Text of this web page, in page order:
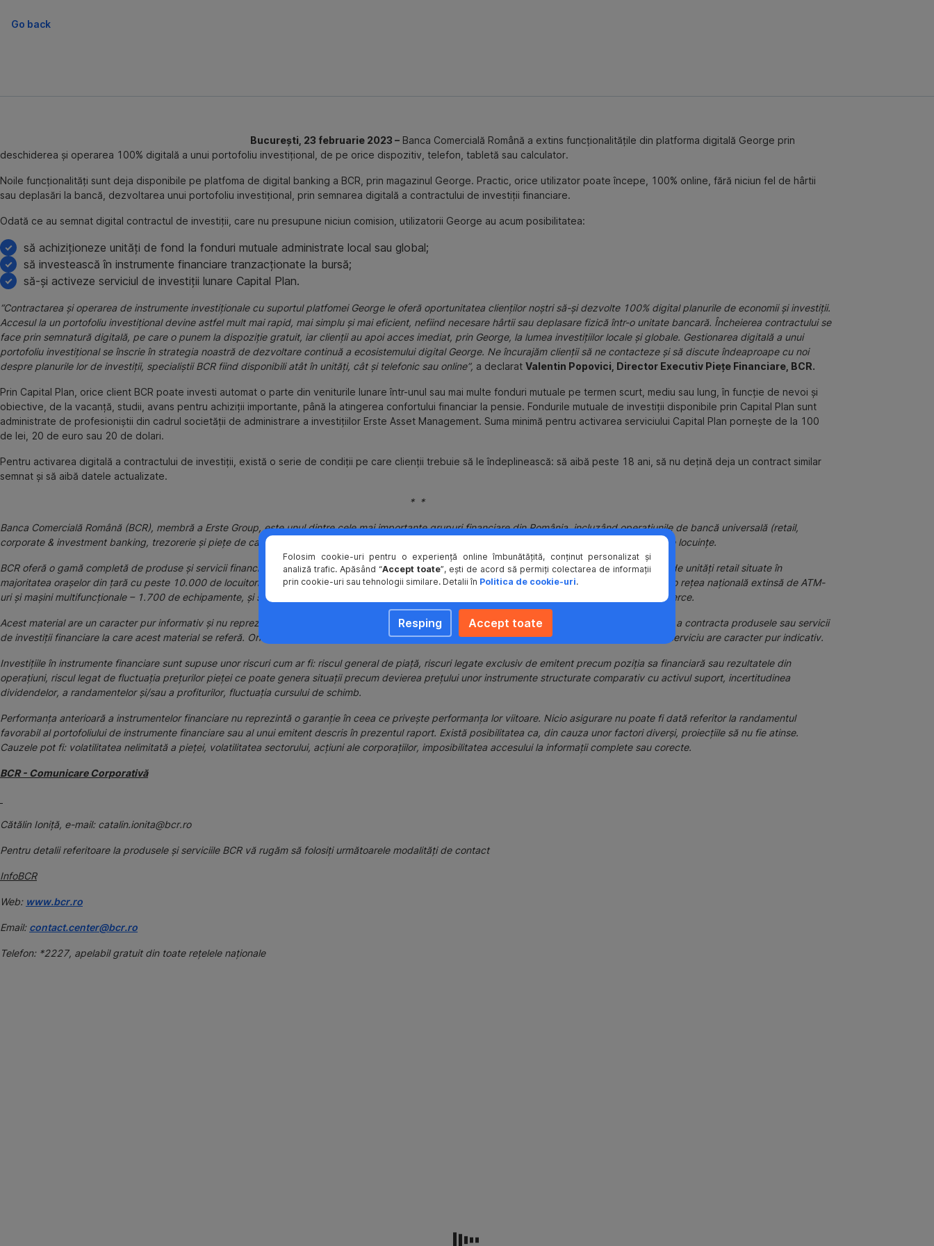
Go back
București, 23 februarie 2023 – Banca Comercială Română a extins funcționalitățile din platforma digitală George prin
deschiderea și operarea 100% digitală a unui portofoliu investițional, de pe orice dispozitiv, telefon, tabletă sau calculator.
Noile funcționalități sunt deja disponibile pe platfoma de digital banking a BCR, prin magazinul George. Practic, orice utilizator poate începe, 100% online, fără niciun fel de hârtii
sau deplasări la bancă, dezvoltarea unui portofoliu investițional, prin semnarea digitală a contractului de investiții financiare.
Odată ce au semnat digital contractul de investiții, care nu presupune niciun comision, utilizatorii George au acum posibilitatea:
să achiziționeze unități de fond la fonduri mutuale administrate local sau global;
să investească în instrumente financiare tranzacționate la bursă;
să-și activeze serviciul de investiții lunare Capital Plan.
“Contractarea și operarea de instrumente investiționale cu suportul platfomei George le oferă oportunitatea clienților noștri să-și dezvolte 100% digital planurile de economii și investiții.
Accesul la un portofoliu investițional devine astfel mult mai rapid, mai simplu și mai eficient, nefiind necesare hârtii sau deplasare fizică într-o unitate bancară. Încheierea contractului se
face prin semnatură digitală, pe care o punem la dispoziție gratuit, iar clienții au apoi acces imediat, prin George, la lumea investițiilor locale și globale. Gestionarea digitală a unui
portofoliu investițional se înscrie în strategia noastră de dezvoltare continuă a ecosistemului digital George. Ne încurajăm clienții să ne contacteze și să discute îndeaproape cu noi
despre planurile lor de investiții, specialiștii BCR fiind disponibili atât în unități, cât și telefonic sau online”, a declarat Valentin Popovici, Director Executiv Piețe Financiare, BCR.
Prin Capital Plan, orice client BCR poate investi automat o parte din veniturile lunare într-unul sau mai multe fonduri mutuale pe termen scurt, mediu sau lung, în funcție de nevoi şi
obiective, de la vacanță, studii, avans pentru achiziții importante, până la atingerea confortului financiar la pensie. Fondurile mutuale de investiții disponibile prin Capital Plan sunt
administrate de profesioniștii din cadrul societății de administrare a investițiilor Erste Asset Management. Suma minimă pentru activarea serviciului Capital Plan pornește de la 100
de lei, 20 de euro sau 20 de dolari.
Pentru activarea digitală a contractului de investiții, există o serie de condiții pe care clienții trebuie să le îndeplinească: să aibă peste 18 ani, să nu dețină deja un contract similar
semnat și să aibă datele actualizate.
* *
Banca Comercială Română (BCR), membră a Erste Group, este unul dintre cele mai importante grupuri financiare din România, incluzând operaţiunile de bancă universală (retail,
corporate & investment banking, trezorerie şi pieţe de capital), precum şi societăţile de profil de pe piaţa leasingului, pensiilor private si a băncilor de locuinţe.
BCR oferă o gamă completă de produse și servicii financiare, printr-o rețea de 18 centre de afaceri și 16 birouri mobile dedicate companiilor și 321 de unități retail situate în
majoritatea orașelor din țară cu peste 10.000 de locuitori. BCR este banca nr.1 în România pe piața tranzacțiilor bancare, clienții BCR dispunând de o rețea națională extinsă de ATM-
uri și mașini multifuncționale – 1.700 de echipamente, și servicii bancare complete prin Internet banking, Mobile banking, Phone-banking și E-commerce.
Acest material are un caracter pur informativ și nu reprezintă o recomandare pentru produse și investiții în instrumente financiare sau o ofertă pentru a contracta produsele sau servicii
de investiții financiare la care acest material se referă. Orice referință la o cotație sau preț de ofertă din prezentul material în legatură cu un produs/serviciu are caracter pur indicativ.
Investițiile în instrumente financiare sunt supuse unor riscuri cum ar fi: riscul general de piață, riscuri legate exclusiv de emitent precum poziția sa financiară sau rezultatele din
operațiuni, riscul legat de fluctuaţia preţurilor pieţei ce poate genera situații precum devierea prețului unor instrumente structurate comparativ cu activul suport, incertitudinea
dividendelor, a randamentelor și/sau a profiturilor, fluctuația cursului de schimb.
Performanța anterioară a instrumentelor financiare nu reprezintă o garanție în ceea ce privește performanța lor viitoare. Nicio asigurare nu poate fi dată referitor la randamentul
favorabil al portofoliului de instrumente financiare sau al unui emitent descris în prezentul raport. Există posibilitatea ca, din cauza unor factori diverși, proiecţiile să nu fie atinse.
Cauzele pot fi: volatilitatea nelimitată a pieței, volatilitatea sectorului, acțiuni ale corporațiilor, imposibilitatea accesului la informații complete sau corecte.
BCR - Comunicare Corporativă
Cătălin Ioniță, e-mail: catalin.ionita@bcr.ro
Pentru detalii referitoare la produsele și serviciile BCR vă rugăm să folosiți următoarele modalități de contact
InfoBCR
Web: www.bcr.ro
Email: contact.center@bcr.ro
Telefon: *2227, apelabil gratuit din toate reţelele naţionale
Folosim cookie-uri pentru o experiență online îmbunătățită, conținut personalizat și
analiză trafic. Apăsând “Accept toate”, ești de acord să permiți colectarea de informații
prin cookie-uri sau tehnologii similare. Detalii în Politica de cookie-uri.
Resping Accept toate